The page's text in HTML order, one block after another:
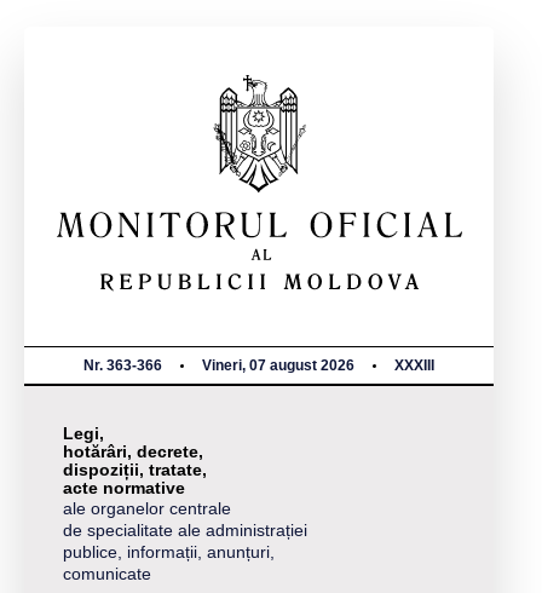
Nr. 363-366 Vineri, 07 august 2026 XXXIII
Legi,
hotărâri, decrete,
dispoziții, tratate,
acte normative
ale organelor centrale
de specialitate ale administrației
publice, informații, anunțuri,
comunicate